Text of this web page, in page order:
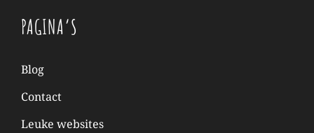
PAGINA’S
Blog
Contact
Leuke websites